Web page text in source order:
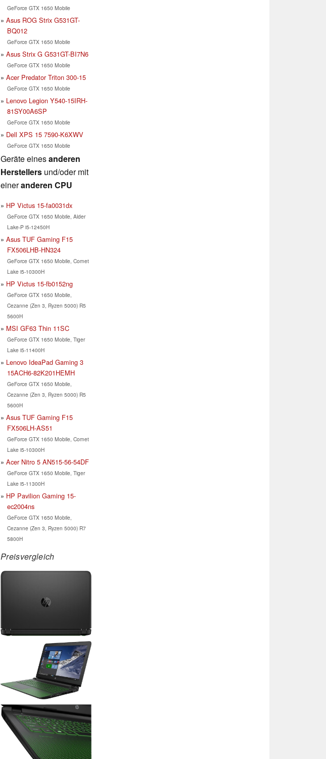
GeForce GTX 1650 Mobile
Asus ROG Strix G531GT-
BQ012
GeForce GTX 1650 Mobile
Asus Strix G G531GT-BI7N6
GeForce GTX 1650 Mobile
Acer Predator Triton 300-15
GeForce GTX 1650 Mobile
Lenovo Legion Y540-15IRH-
81SY00A6SP
GeForce GTX 1650 Mobile
Dell XPS 15 7590-K6XWV
GeForce GTX 1650 Mobile
Geräte einesanderen
Herstellers und/oder mit
eineranderen CPU
HP Victus 15-fa0031dx
GeForce GTX 1650 Mobile, Alder
Lake-P i5-12450H
Asus TUF Gaming F15
FX506LHB-HN324
GeForce GTX 1650 Mobile, Comet
Lake i5-10300H
HP Victus 15-fb0152ng
GeForce GTX 1650 Mobile,
Cezanne (Zen 3, Ryzen 5000) R5
5600H
MSI GF63 Thin 11SC
GeForce GTX 1650 Mobile, Tiger
Lake i5-11400H
Lenovo IdeaPad Gaming 3
15ACH6-82K201HEMH
GeForce GTX 1650 Mobile,
Cezanne (Zen 3, Ryzen 5000) R5
5600H
Asus TUF Gaming F15
FX506LH-AS51
GeForce GTX 1650 Mobile, Comet
Lake i5-10300H
Acer Nitro 5 AN515-56-54DF
GeForce GTX 1650 Mobile, Tiger
Lake i5-11300H
HP Pavilion Gaming 15-
ec2004ns
GeForce GTX 1650 Mobile,
Cezanne (Zen 3, Ryzen 5000) R7
5800H
Preisvergleich